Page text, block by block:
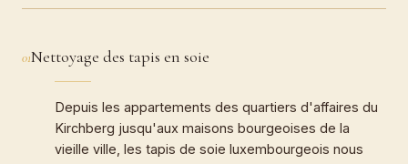
01Nettoyage des tapis en soie
Depuis les appartements des quartiers d'affaires du
Kirchberg jusqu'aux maisons bourgeoises de la
vieille ville, les tapis de soie luxembourgeois nous